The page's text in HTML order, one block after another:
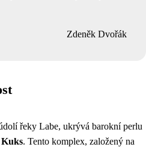
Zdeněk Dvořák
řeky Labe, ukrývá barokní perlu
. Tento komplex, založený na